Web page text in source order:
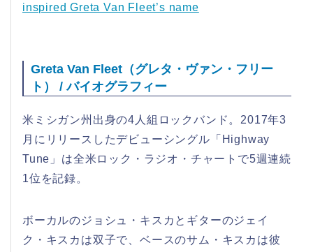
inspired Greta Van Fleet’s name
Greta Van Fleet（グレタ・ヴァン・フリー
ト） / バイオグラフィー
米ミシガン州出身の4人組ロックバンド。2017年3
月にリリースしたデビューシングル「Highway
Tune」は全米ロック・ラジオ・チャートで5週連続
1位を記録。
ボーカルのジョシュ・キスカとギターのジェイ
ク・キスカは双子で、ベースのサム・キスカは彼